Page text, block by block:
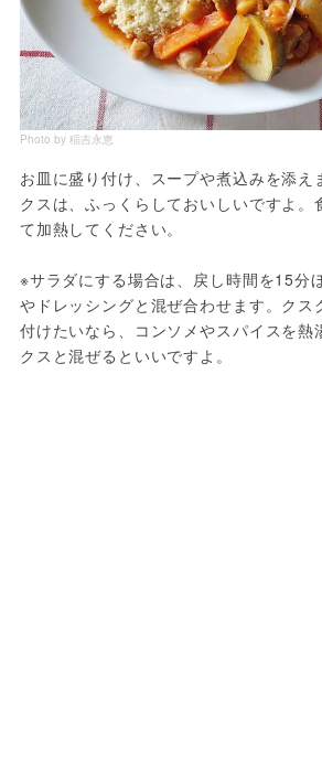
Photo by 稲吉永恵
お皿に盛り付け、スープや煮込みを添え
クスは、ふっくらしておいしいですよ。
て加熱してください。
※サラダにする場合は、戻し時間を15分
やドレッシングと混ぜ合わせます。クス
付けたいなら、コンソメやスパイスを熱
クスと混ぜるといいですよ。